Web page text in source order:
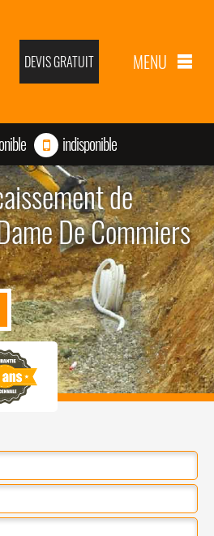
DEVIS GRATUIT MENU
indisponible
de
De Commiers